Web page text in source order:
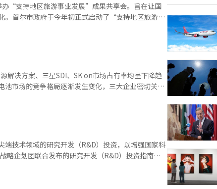
“支持地区旅游事业发展”成果共享会。旨在让国
。首尔市政府于今年初正式启动了“支持地区旅游事
流涌动。 首尔市于3月精选出五个
情体验以及钟路区的“北村工坊”文化探访。 本
分享成功案例，深入探讨地区旅游的未来发展规划。
区经济活力，首尔市政府同步推进了“地区旅游内容
案进行最终展示与竞逐，以期激发更多创新思维与
解决方案、三星SDI、SK on市场占有率均呈下降趋
铁锂（LFP）电池等多元化技术路径，力图重振市
个百分点。反之同期，中国企业宁德时代和比亚迪
益于中国政府的积极补贴政策，有效提升企业价格
与影响力，进一步巩固中国在全球电池产业的领先地
。据统计，在全球电池市场上，方形锂电池占有率
技术领域的研究开发（R&D）投资，以增强国家科
料等前沿技术，旨在进一步提升未来产业竞争力。